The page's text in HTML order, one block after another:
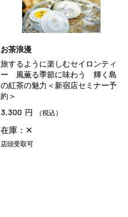
お茶浪漫
旅するように楽しむセイロンティ
ー 風薫る季節に味わう 輝く島
の紅茶の魅力＜新宿店セミナー予
約＞
3,300 円 （税込）
在庫：✕
店頭受取可